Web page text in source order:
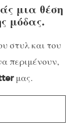
μια θέση
μόδας.
στυλ και του
περιμένουν,
μας.